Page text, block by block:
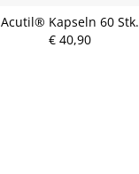
Acutil® Kapseln 60 Stk.
€ 40,90